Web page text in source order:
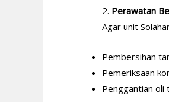
2. Perawatan
Agar unit
Pembersihan
Pemeriksaan
Penggantian oli